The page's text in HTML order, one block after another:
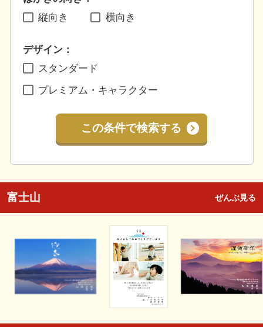
縦向き
横向き
デザイン：
スタンダード
プレミアム・キャラクター
この条件で検索する
富士山 ぜんぶ見る